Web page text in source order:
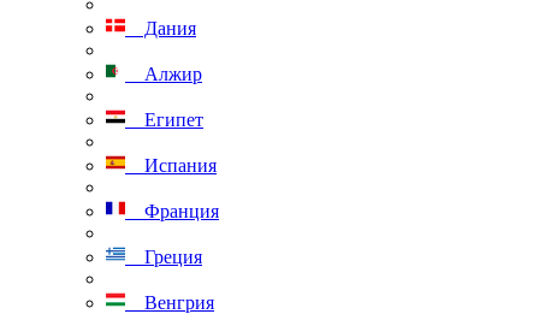
Дания
Алжир
Египет
Испания
Франция
Греция
Венгрия